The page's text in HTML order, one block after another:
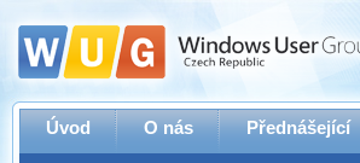
Úvod O nás Přednášející